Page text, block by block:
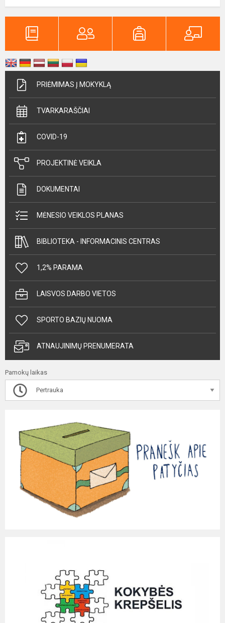
PRIĖMIMAS Į MOKYKLĄ
TVARKARAŠČIAI
COVID-19
PROJEKTINĖ VEIKLA
DOKUMENTAI
MĖNESIO VEIKLOS PLANAS
BIBLIOTEKA - INFORMACINIS CENTRAS
1,2% PARAMA
LAISVOS DARBO VIETOS
SPORTO BAZIŲ NUOMA
ATNAUJINIMŲ PRENUMERATA
Pamokų laikas
Pertrauka